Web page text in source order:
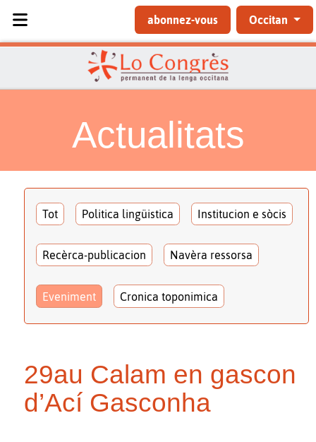
abonnez-vous Occitan
Actualitats
Tot Politica lingüistica Institucion e sòcis
Recèrca-publicacion Navèra ressorsa
Eveniment Cronica toponimica
29au Calam en gascon
d’Ací Gasconha